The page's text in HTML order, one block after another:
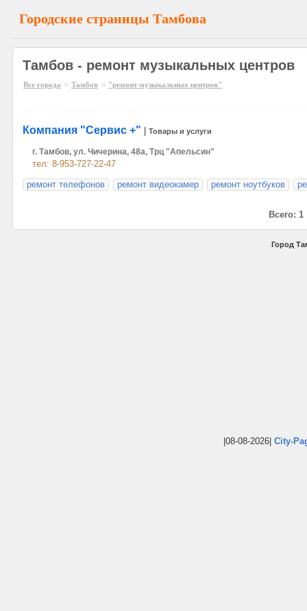
Городские страницы Тамбова
Тамбов - ремонт музыкальных центров
Все города » Тамбов » "ремонт музыкальных центров"
Компания "Сервис +" Товары и услуги
г. Тамбов, ул. Чичерина, 48а, Трц "Апельсин"
тел: 8-953-727-22-47
ремонт телефонов
ремонт видеокамер ремонт ноутбуков
Всего: 1
Город
|08-08-2026| City-